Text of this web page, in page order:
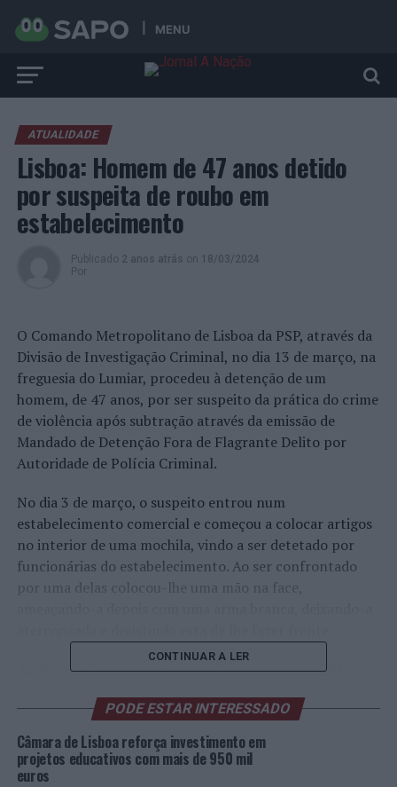
MENU
ATUALIDADE
Lisboa: Homem de 47 anos detido
por suspeita de roubo em
estabelecimento
Publicado 2 anos atrás on 18/03/2024
Por
O Comando Metropolitano de Lisboa da PSP, através da
Divisão de Investigação Criminal, no dia 13 de março, na
freguesia do Lumiar, procedeu à detenção de um
homem, de 47 anos, por ser suspeito da prática do crime
de violência após subtração através da emissão de
Mandado de Detenção Fora de Flagrante Delito por
Autoridade de Polícia Criminal.
No dia 3 de março, o suspeito entrou num
estabelecimento comercial e começou a colocar artigos
no interior de uma mochila, vindo a ser detetado por
funcionárias do estabelecimento. Ao ser confrontado
por uma delas colocou-lhe uma mão na face,
Após, outra funcionária tentou impedir a sua saída,
mesma, conseguindo assim colocar-se em fuga.
Munidos de tal informação e através de diligências de
recolha de prova a Divisão de Investigação Criminal
CONTINUAR A LER
PODE ESTAR INTERESSADO
Câmara de Lisboa reforça investimento em
projetos educativos com mais de 950 mil
euros